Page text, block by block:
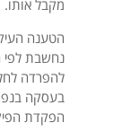
מקבל אותו.
הטענה
נחשבת לפי
להפרדה
בעסקה
הפקדת